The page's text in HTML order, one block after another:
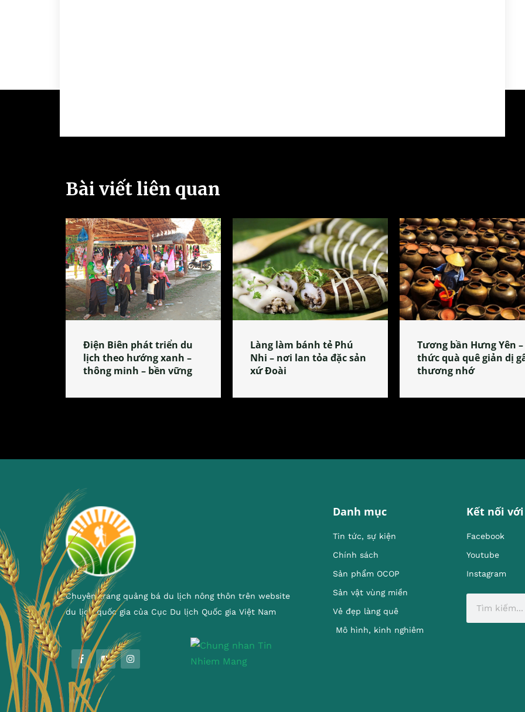
Bài viết liên quan
Điện Biên phát triển du
lịch theo hướng xanh –
thông minh – bền vững
Làng làm bánh tẻ Phú
Nhi – nơi lan tỏa đặc sản
xứ Đoài
Tương bần Hưng Yên –
thức quà quê giản dị
thương nhớ
Chuyên trang quảng bá du lịch nông thôn trên website
du lịch quốc gia của Cục Du lịch Quốc gia Việt Nam
Danh mục
Tin tức, sự kiện
Chính sách
Sản phẩm OCOP
Sản vật vùng miền
Vẻ đẹp làng quê
Mô hình, kinh nghiêm
Kết nối
Facebook
Youtube
Instagram